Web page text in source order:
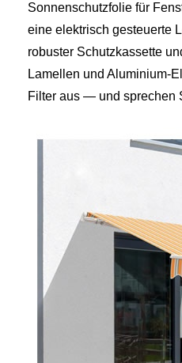
Sonnenschutzfolie für
eine elektrisch gesteuerte
robuster Schutzkassette
Lamellen und Aluminium-
Filter aus — und sprechen